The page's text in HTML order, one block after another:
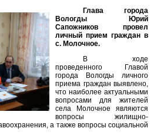
Глава города
Вологды Юрий
Сапожников провел
личный прием граждан в
с. Молочное.
В ходе
проведенного Главой
города Вологды личного
приема граждан выявлено,
что наиболее актуальными
вопросами для жителей
села Молочное являются
вопросы жилищно-
а также вопросы социальной